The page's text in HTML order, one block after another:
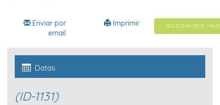
SOLICITAR ESTE VIAJE
Imprimir
Enviar por
email
Datas
(ID-1131)